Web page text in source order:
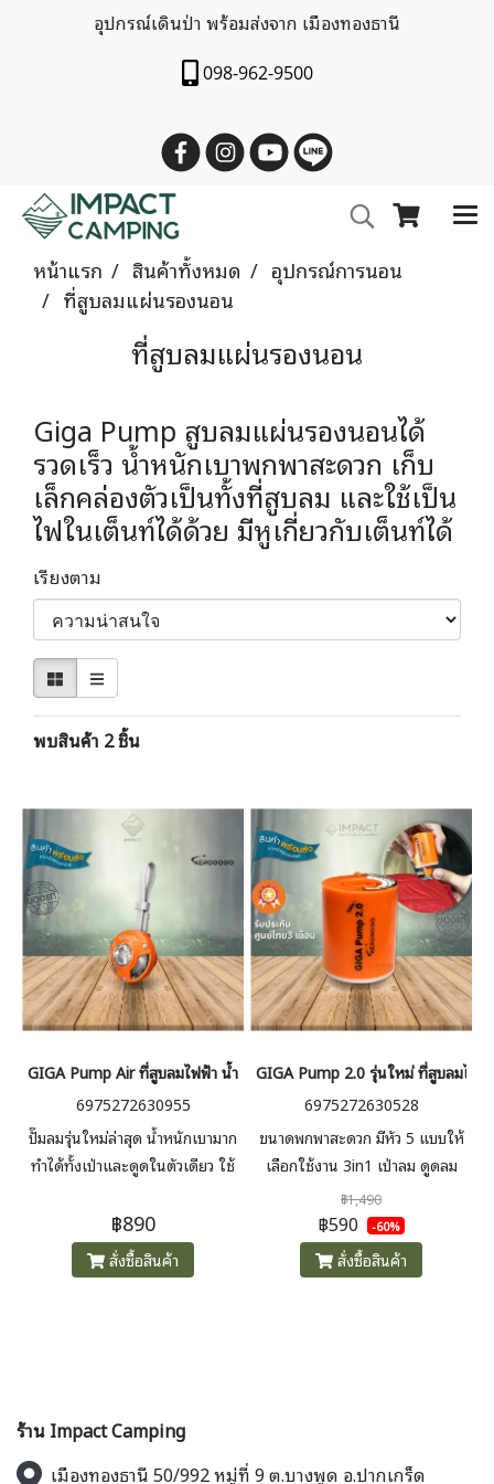
อุปกรณ์เดินป่า พร้อมส่งจาก เมืองทองธานี
098-962-9500
หน้าแรก สินค้าทั้งหมด
อุปกรณ์การนอน
ที่สูบลมแผ่นรองนอน
ที่สูบลมแผ่นรองนอน
Giga Pump สูบลมแผ่นรองนอนได้
รวดเร็ว น้ำหนักเบาพกพาสะดวก เก็บ
เล็กคล่องตัวเป็นทั้งที่สูบลม และใช้เป็น
ไฟในเต็นท์ได้ด้วย มีหูเกี่ยวกับเต็นท์ได้
เรียงตาม
พบสินค้า 2 ชิ้น
GIGA Pump Air ที่สูบลมไฟฟ้า น้ำหนักเบา Ultralight 28G
6975272630955
ปั๊มลมรุ่นใหม่ล่าสุด น้ำหนักเบามาก
ทำได้ทั้งเป่าและดูดในตัวเดียว ใช้
หัวต่อใช้งานได้กับทุกอุปกรณ์
฿890
สั่งซื้อสินค้า
GIGA Pump 2.0 รุ่นใหม่ ที่สูบลมไฟฟ้
6975272630528
ขนาดพกพาสะดวก มีหัว 5 แบบให้
เลือกใช้งาน 3in1 เป่าลม ดูดลม
ออก และยังใช้เป็นไฟฉาย ให้แสง
สว่างในแคมป์ได้ กันน้ำ
฿1,490
฿590 -60%
สั่งซื้อสินค้า
ร้าน Impact Camping
เมืองทองธานี 50/992 หมู่ที่ 9 ต.บางพูด อ.ปากเกร็ด